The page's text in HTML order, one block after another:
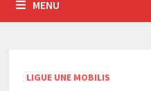
MENU
LIGUE UNE MOBILIS